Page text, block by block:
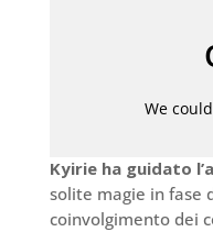
Kyirie ha guidato
solite magie in fase
coinvolgimento dei